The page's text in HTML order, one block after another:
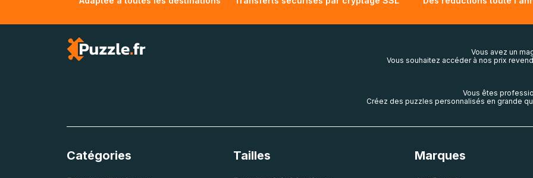
Vous avez un
Vous souhaitez accéder à nos prix
Vous êtes
Créez des puzzles personnalisés en grande
Catégories Tailles Marques